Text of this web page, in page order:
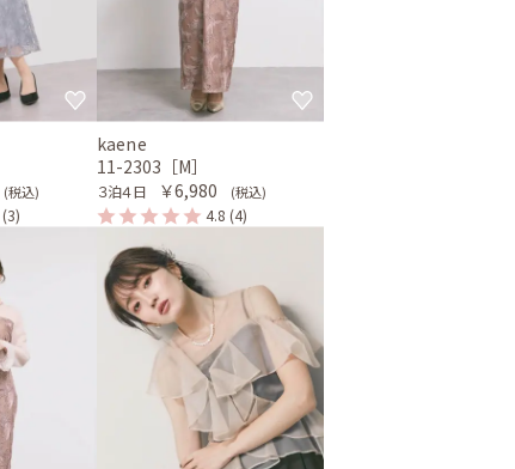
(税込)
(3)
kaene
11-2303［M］
３泊４日 ￥6,980 (税込)
4.8 (4)